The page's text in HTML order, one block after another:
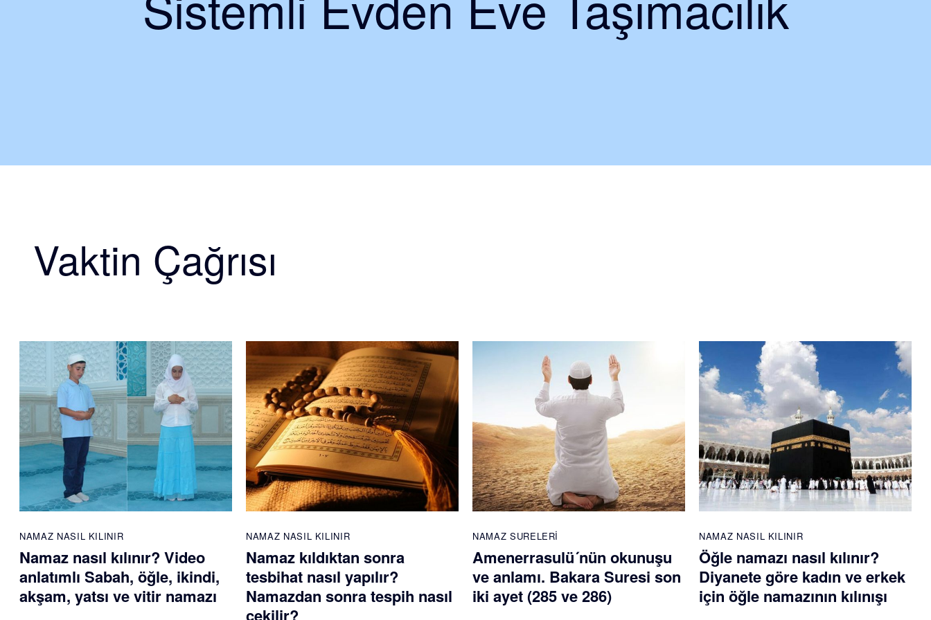
Vaktin Çağrısı
NAMAZ NASIL KILINIR
Namaz nasıl kılınır? Video
anlatımlı Sabah, öğle, ikindi,
akşam, yatsı ve vitir namazı
NAMAZ NASIL KILINIR
Namaz kıldıktan sonra
tesbihat nasıl yapılır?
Namazdan sonra tespih nasıl
çekilir?
NAMAZ SURELERI
Amenerrasulü´nün okunuşu
ve anlamı. Bakara Suresi son
iki ayet (285 ve 286)
NAMAZ NASIL KILINIR
Öğle namazı nasıl kılınır?
Diyanete göre kadın ve erkek
için öğle namazının kılınışı